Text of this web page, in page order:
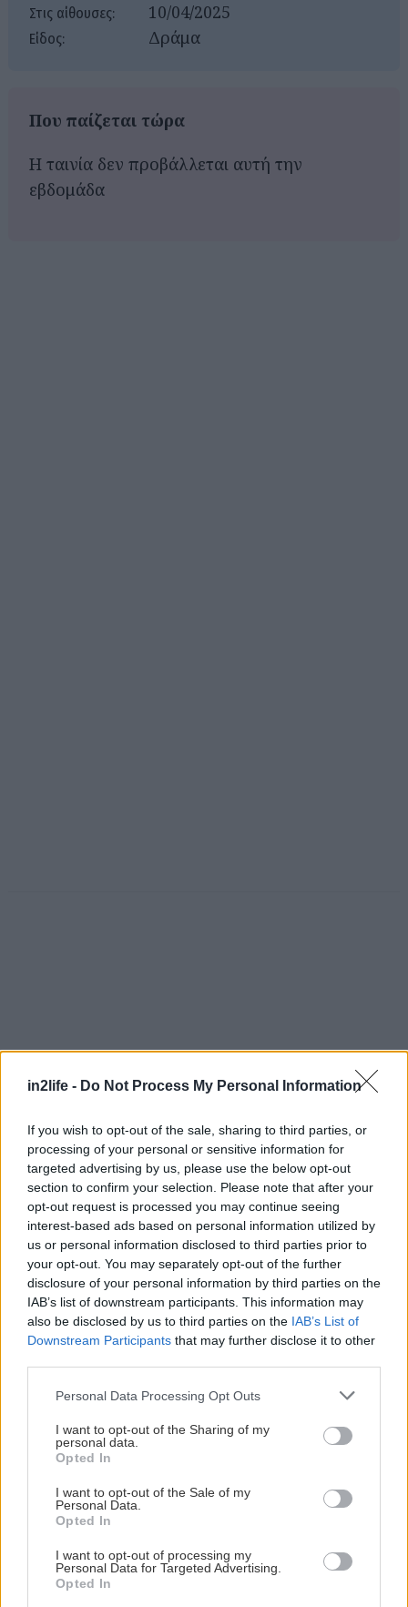
in2life - Do Not Process My Personal Information
If you wish to opt-out of the sale, sharing to third parties, or
processing of your personal or sensitive information for
targeted advertising by us, please use the below opt-out
section to confirm your selection. Please note that after your
opt-out request is processed you may continue seeing
interest-based ads based on personal information utilized by
us or personal information disclosed to third parties prior to
your opt-out. You may separately opt-out of the further
disclosure of your personal information by third parties on the
IAB’s list of downstream participants. This information may
also be disclosed by us to third parties on the IAB’s List of
Downstream Participants that may further disclose it to other
Please note that this website/app uses one or more Google
not limited to your visit or usage behaviour. You may click to
grant or deny consent to Google and its third-party tags to
use your data for below specified purposes in below Google
consent section.
Personal Data Processing Opt Outs
I want to opt-out of the Sharing of my
personal data.
Opted In
I want to opt-out of the Sale of my
Personal Data.
Opted In
I want to opt-out of processing my
Personal Data for Targeted Advertising.
Opted In
Στις αίθουσες: 10/04/2025
Είδος: Δράμα
Που παίζεται τώρα
Η ταινία δεν προβάλλεται αυτή την
εβδομάδα
Αναζήτηση
για...